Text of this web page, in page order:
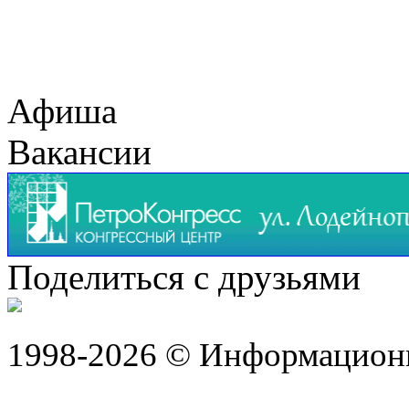
Афиша
Вакансии
Поделиться с друзьями
1998-2026 ©